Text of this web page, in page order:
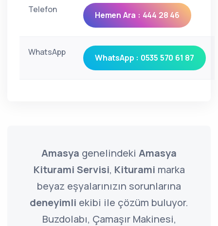
Telefon
Hemen Ara : 444 28 46
WhatsApp
WhatsApp : 0535 570 61 87
Amasya genelindeki Amasya
Kiturami Servisi, Kiturami marka
beyaz eşyalarınızın sorunlarına
deneyimli ekibi ile çözüm buluyor.
Buzdolabı, Çamaşır Makinesi,